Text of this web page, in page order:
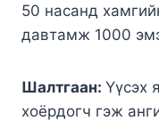
50 насанд
давтамж 1000
Шалтгаан: Үүсэх
хоёрдогч гэж